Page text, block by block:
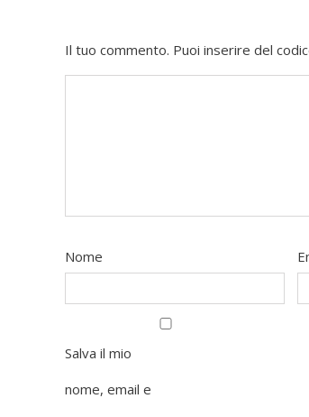
Il tuo commento. Puoi inserire del
Nome
Salva il mio
nome, email e